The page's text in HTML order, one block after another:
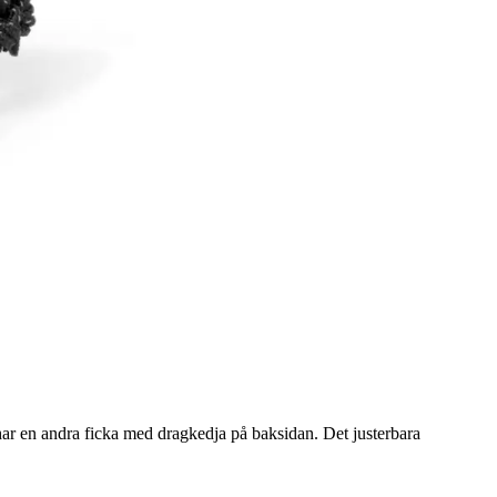
en andra ficka med dragkedja på baksidan. Det justerbara